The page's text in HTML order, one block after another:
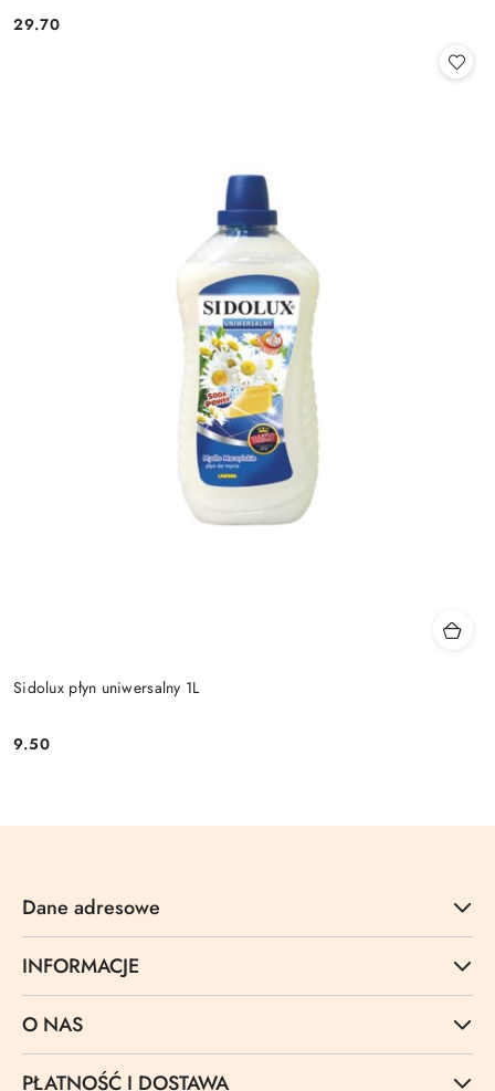
Cena:
29.70
Sidolux płyn uniwersalny 1L
Cena:
9.50
Dane adresowe
INFORMACJE
O NAS
PŁATNOŚĆ I DOSTAWA